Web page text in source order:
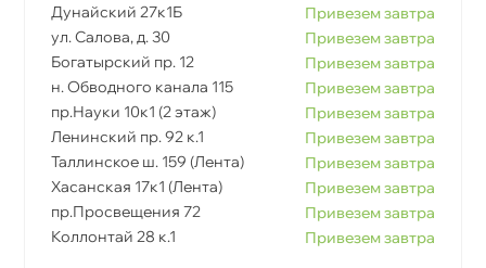
Дунайский 27к1Б
Привезем завтра
ул. Салова, д. 30
Привезем завтра
Богатырский пр. 12
Привезем завтра
н. Обводного канала 115
Привезем завтра
пр.Науки 10к1 (2 этаж)
Привезем завтра
Ленинский пр. 92 к.1
Привезем завтра
Таллинское ш. 159 (Лента)
Привезем завтра
Хасанская 17к1 (Лента)
Привезем завтра
пр.Просвещения 72
Привезем завтра
Коллонтай 28 к.1
Привезем завтра